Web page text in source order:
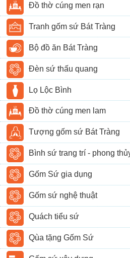
Đồ thờ cúng men rạn
Tranh gốm sứ Bát Tràng
Bộ đồ ăn Bát Tràng
Đèn sứ thấu quang
Lọ Lộc Bình
Đồ thờ cúng men lam
Tượng gốm sứ Bát Tràng
Bình sứ trang trí - phong
Gốm Sứ gia dụng
Gốm sứ nghệ thuật
Quách tiểu sứ
Qùa tặng Gốm Sứ